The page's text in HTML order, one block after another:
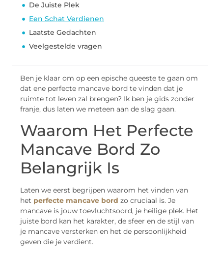
De Juiste Plek
Een Schat Verdienen
Laatste Gedachten
Veelgestelde vragen
Ben je klaar om op een epische queeste te gaan om
dat ene perfecte mancave bord te vinden dat je
ruimte tot leven zal brengen? Ik ben je gids zonder
franje, dus laten we meteen aan de slag gaan.
Waarom Het Perfecte
Mancave Bord Zo
Belangrijk Is
Laten we eerst begrijpen waarom het vinden van
het perfecte mancave bord zo cruciaal is. Je
mancave is jouw toevluchtsoord, je heilige plek. Het
juiste bord kan het karakter, de sfeer en de stijl van
je mancave versterken en het de persoonlijkheid
geven die je verdient.